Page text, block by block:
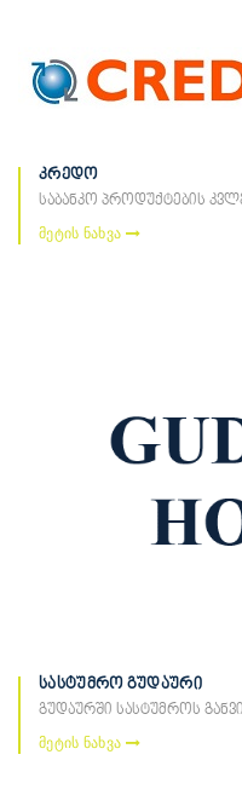
კრედო
საბანკო პროდუქტების
მეტის ნახვა
სასტუმრო გუდაური
გუდაურში სასტუმროს
მეტის ნახვა